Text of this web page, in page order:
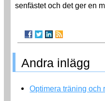
senfästet och det ger en
Andra inlägg
Optimera träning och